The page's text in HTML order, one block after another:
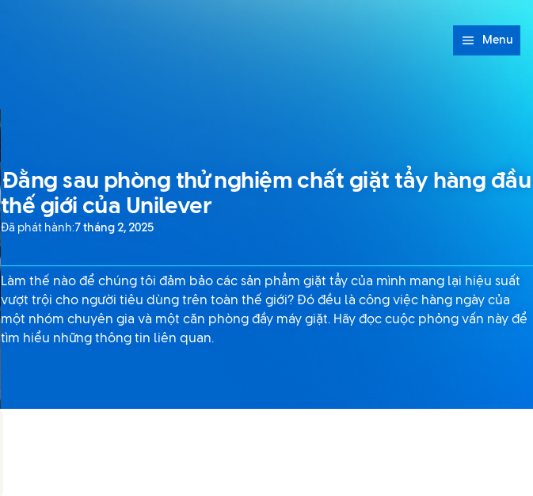
Menu
Đằng sau phòng thử nghiệm chất giặt tẩy hàng đầu
thế giới của Unilever
Đã phát hành:7 tháng 2, 2025
Làm thế nào để chúng tôi đảm bảo các sản phẩm giặt tẩy của mình mang lại hiệu suất
vượt trội cho người tiêu dùng trên toàn thế giới? Đó đều là công việc hàng ngày của
một nhóm chuyên gia và một căn phòng đầy máy giặt. Hãy đọc cuộc phỏng vấn này để
tìm hiểu những thông tin liên quan.